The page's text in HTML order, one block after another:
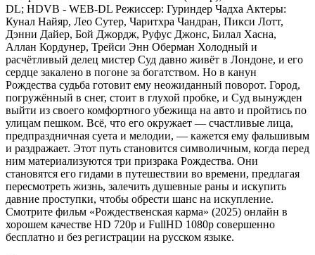
DL; HDVB - WEB-DL Режиссер: Гуриндер Чадха Актеры:
Кунал Найяр, Лео Сутер, Чаритхра Чандран, Пикси Лотт,
Дэнни Дайер, Бой Джордж, Руфус Джонс, Билал Хасна,
Аллан Кордунер, Трейси Энн Оберман Холодный и
расчётливый делец мистер Суд давно живёт в Лондоне, и его
сердце закалено в погоне за богатством. Но в канун
Рождества судьба готовит ему неожиданный поворот. Город,
погружённый в снег, стоит в глухой пробке, и Суд вынужден
выйти из своего комфортного убежища на авто и пройтись по
улицам пешком. Всё, что его окружает — счастливые лица,
предпраздничная суета и мелодии, — кажется ему фальшивым
и раздражает. Этот путь становится символичным, когда перед
ним материализуются три призрака Рождества. Они
становятся его гидами в путешествии во времени, предлагая
пересмотреть жизнь, залечить душевные раны и искупить
давние проступки, чтобы обрести шанс на искупление.
Смотрите фильм «Рождественская карма» (2025) онлайн в
хорошем качестве HD 720p и FullHD 1080p совершенно
бесплатно и без регистрации на русском языке.